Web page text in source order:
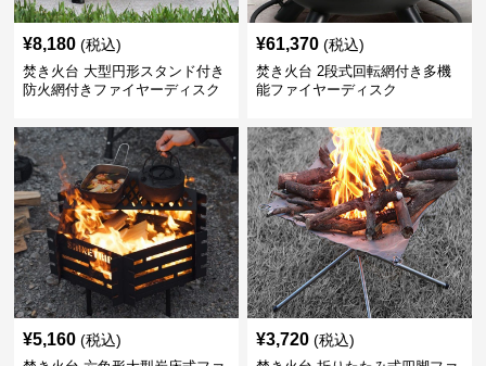
¥8,180 (税込)
焚き火台 大型円形スタンド付き
防火網付きファイヤーディスク
¥61,370 (税込)
焚き火台 2段式回転網付き多機
能ファイヤーディスク
¥5,160 (税込) ¥3,720 (税込)